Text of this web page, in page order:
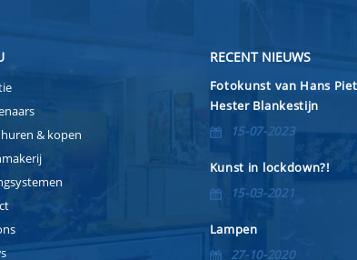
& kopen
RECENT NIEUWS
Fotokunst van Hans
Hester Blankestijn
15-07-2023
Kunst in lockdown?!
15-03-2021
Lampen
27-10-2020